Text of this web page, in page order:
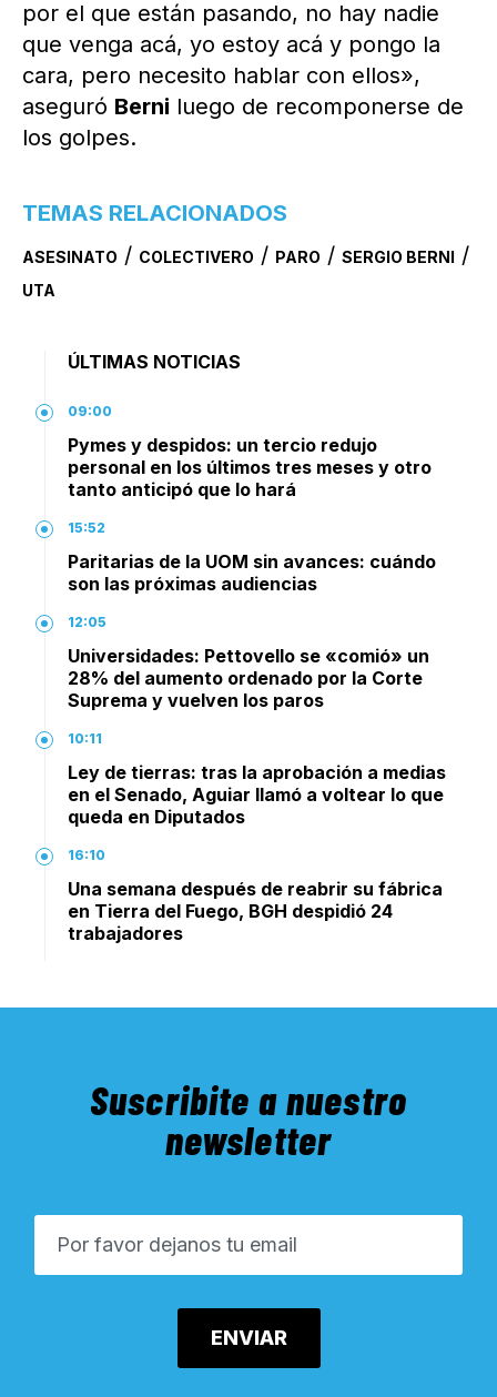
por el que están pasando, no hay nadie
que venga acá, yo estoy acá y pongo la
cara, pero necesito hablar con ellos»,
aseguró Berni luego de recomponerse de
los golpes.
TEMAS RELACIONADOS
ASESINATO / COLECTIVERO / PARO / SERGIO BERNI /
UTA
ÚLTIMAS NOTICIAS
09:00
Pymes y despidos: un tercio redujo
personal en los últimos tres meses y otro
tanto anticipó que lo hará
15:52
Paritarias de la UOM sin avances: cuándo
son las próximas audiencias
12:05
Universidades: Pettovello se «comió» un
28% del aumento ordenado por la Corte
Suprema y vuelven los paros
10:11
Ley de tierras: tras la aprobación a medias
en el Senado, Aguiar llamó a voltear lo que
queda en Diputados
16:10
Una semana después de reabrir su fábrica
en Tierra del Fuego, BGH despidió 24
trabajadores
Suscribite a nuestro
newsletter